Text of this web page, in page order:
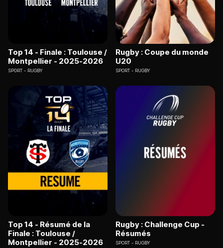
Top 14 - Finale : Toulouse /
Montpellier - 2025-2026
SPORT RUGBY
Rugby : Coupe du monde
U20
SPORT RUGBY
Top 14 - Résumé de la
Finale : Toulouse /
Montpellier - 2025-2026
Rugby : Challenge Cup -
Résumés
SPORT RUGBY